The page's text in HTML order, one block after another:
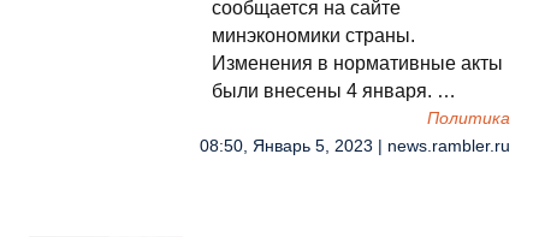
сообщается на сайте
минэкономики страны.
Изменения в нормативные акты
были внесены 4 января. …
Политика
08:50, Январь 5, 2023 | news.rambler.ru